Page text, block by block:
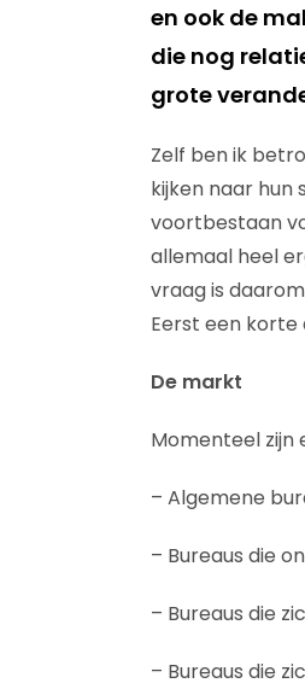
en ook de
die nog
grote
Zelf ben ik
kijken naar hun
voortbestaan
allemaal heel
vraag is
Eerst een korte
De markt
Momenteel zijn
– Algemene
– Bureaus die
– Bureaus die
– Bureaus die